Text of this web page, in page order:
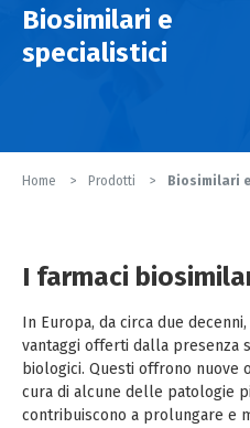
Biosimilari e
specialistici
Home Prodotti Biosimilari
I farmaci
In Europa, da circa due
vantaggi offerti dalla presenza
biologici. Questi offrono
cura di alcune delle patologie
contribuiscono a prolungare e